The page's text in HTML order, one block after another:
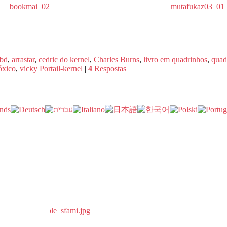
bookmai_02 mutafukaz03_01
bd, arrastar, cedric do kernel, Charles Burns, livro em quadrinhos,
, vicky Portail-kernel | 4 Respostas